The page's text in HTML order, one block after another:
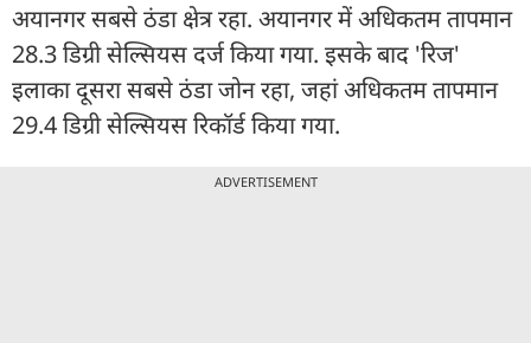
अयानगर सबसे ठंडा क्षेत्र रहा. अयानगर में अधिकतम तापमान
28.3 डिग्री सेल्सियस दर्ज किया गया. इसके बाद 'रिज'
इलाका दूसरा सबसे ठंडा जोन रहा, जहां अधिकतम तापमान
29.4 डिग्री सेल्सियस रिकॉर्ड किया गया.
ADVERTISEMENT